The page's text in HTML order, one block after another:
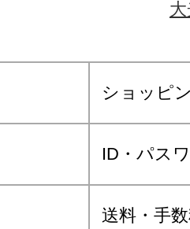
ショッピ
ID・パス
送料・手